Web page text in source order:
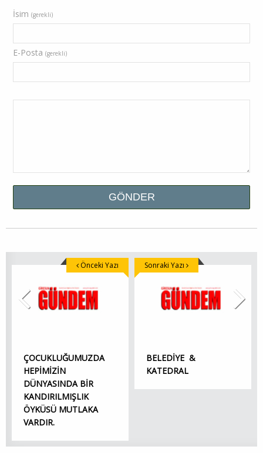
İsim (gerekli)
E-Posta (gerekli)
ÇOCUKLUĞUMUZDA
HEPİMİZİN
DÜNYASINDA BİR
KANDIRILMIŞLIK
ÖYKÜSÜ MUTLAKA
VARDIR.
Önceki Yazı
BELEDİYE &
KATEDRAL
Sonraki Yazı